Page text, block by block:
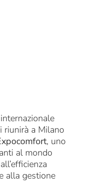
riunirà a Milano
, uno
al mondo
alla gestione